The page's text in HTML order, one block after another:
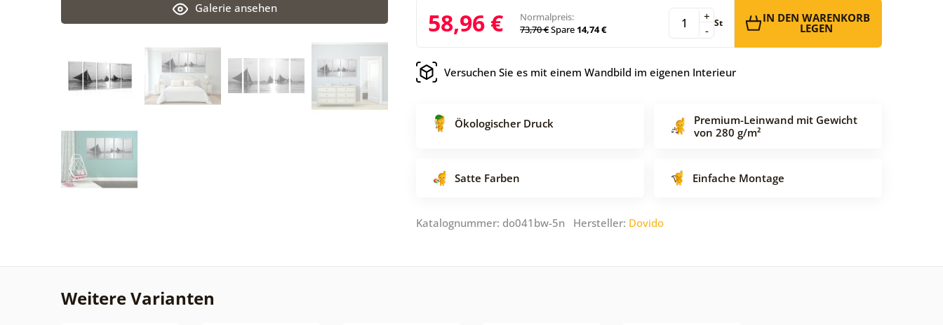
Galerie ansehen 58,96 €
Normalpreis:
73,70 €Spare 14,74 € -
+ St IN DEN WARENKORB
LEGEN
Versuchen Sie es mit einem Wandbild im eigenen Interieur
Ökologischer Druck
Premium-Leinwand mit Gewicht
von 280 g/m²
Satte Farben Einfache Montage
Katalognummer: do041bw-5n Hersteller: Dovido
Weitere Varianten